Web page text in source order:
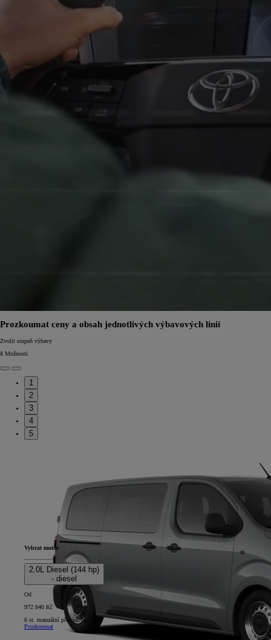
Prozkoumat ceny a obsah jednotlivých výbavových linií
Zvolit stupeň výbavy
8 Možnosti
1
2
3
4
5
Vybrat motor
2.0L Diesel (144 hp)
- diesel
Od
972 840 Kč
6 st. manuální převodovka | 4x2
Prozkoumat